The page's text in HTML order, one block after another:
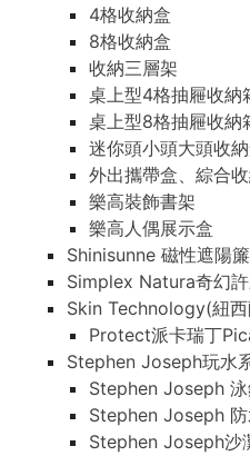
4格收納盒
8格收納盒
收納三層架
桌上型4格抽屜收納
桌上型8格抽屜收納
迷你頭小頭大頭收
外出攜帶盒、綜合
樂高裝飾書架
樂高人偶展示盒
Shinisunne 磁性遮陽
Simplex Natura奇幻
Skin Technology(紐
Protect派卡瑞丁
Stephen Joseph玩水
Stephen Joseph
Stephen Joseph
Stephen Joseph沙
4格收納盒
8格收納盒
收納三層架
桌上型4格抽屜收納
桌上型8格抽屜收納
迷你頭小頭大頭收
外出攜帶盒、綜合
樂高裝飾書架
樂高人偶展示盒
Shinisunne 磁性遮陽
Simplex Natura奇幻
Skin Technology(紐
Protect派卡瑞丁
Stephen Joseph玩水
Stephen Joseph
Stephen Joseph
Stephen Joseph沙